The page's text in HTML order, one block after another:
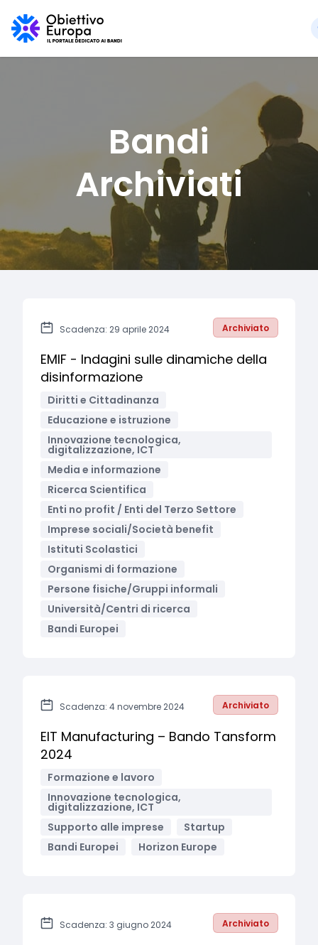
Bandi
Archiviati
Scadenza: 29 aprile 2024 Archiviato
EMIF - Indagini sulle dinamiche della
disinformazione
Diritti e Cittadinanza
Educazione e istruzione
Innovazione tecnologica,
digitalizzazione, ICT
Media e informazione
Ricerca Scientifica
Enti no profit / Enti del Terzo Settore
Imprese sociali/Società benefit
Istituti Scolastici
Organismi di formazione
Persone fisiche/Gruppi informali
Università/Centri di ricerca
Bandi Europei
Scadenza: 4 novembre 2024 Archiviato
EIT Manufacturing – Bando Tansform
2024
Formazione e lavoro
Innovazione tecnologica,
digitalizzazione, ICT
Supporto alle imprese
Startup
Bandi Europei
Horizon Europe
Scadenza: 3 giugno 2024 Archiviato